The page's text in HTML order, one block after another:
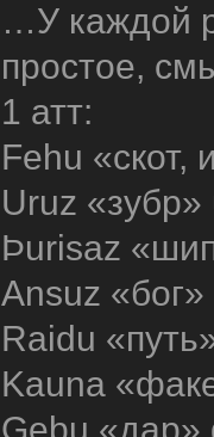
…У каждой
простое,
1 атт:
Fehu «скот,
Uruz «зубр»
Þurisaz
Ansuz «бог»
Raidu
Kauna